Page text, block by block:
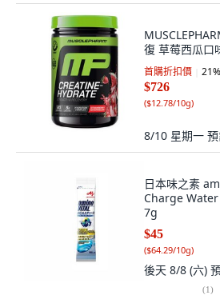
復 草莓西瓜口
首購折扣價 21%
$726
($12.78/10g)
8/10 星期一
日本味之素
Charge Water
7g
$45
($64.29/10g)
後天 8/8 (六)
(1)